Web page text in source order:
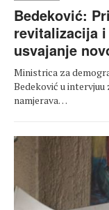
Bedeković:
revitalizacija
usvajanje
Ministrica za
Bedeković u
namjerava…